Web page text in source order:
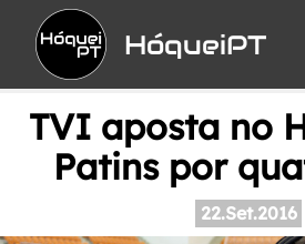
HóqueiPT
TVI aposta no
Patins por
22.Set.2016